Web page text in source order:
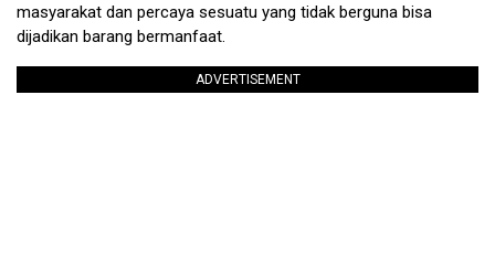
masyarakat dan percaya sesuatu yang tidak berguna bisa
dijadikan barang bermanfaat.
ADVERTISEMENT